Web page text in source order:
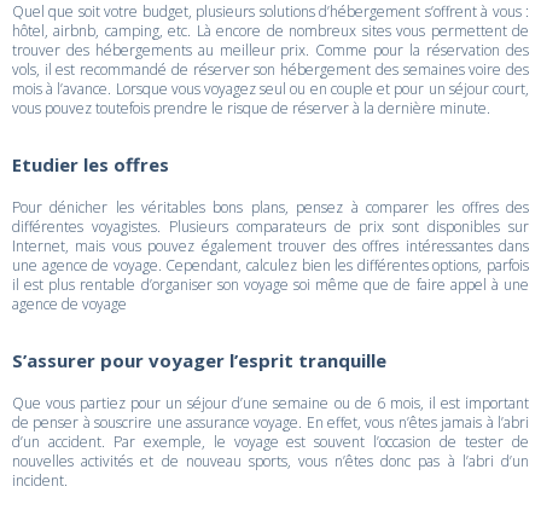
Quel que soit votre budget, plusieurs solutions d’hébergement s’offrent à vous :
hôtel, airbnb, camping, etc. Là encore de nombreux sites vous permettent de
trouver des hébergements au meilleur prix. Comme pour la réservation des
vols, il est recommandé de réserver son hébergement des semaines voire des
mois à l’avance. Lorsque vous voyagez seul ou en couple et pour un séjour court,
vous pouvez toutefois prendre le risque de réserver à la dernière minute.
Etudier les offres
Pour dénicher les véritables bons plans, pensez à comparer les offres des
différentes voyagistes. Plusieurs comparateurs de prix sont disponibles sur
Internet, mais vous pouvez également trouver des offres intéressantes dans
une agence de voyage. Cependant, calculez bien les différentes options, parfois
il est plus rentable d’organiser son voyage soi même que de faire appel à une
agence de voyage
S’assurer pour voyager l’esprit tranquille
Que vous partiez pour un séjour d’une semaine ou de 6 mois, il est important
de penser à souscrire une assurance voyage. En effet, vous n’êtes jamais à l’abri
d’un accident. Par exemple, le voyage est souvent l’occasion de tester de
nouvelles activités et de nouveau sports, vous n’êtes donc pas à l’abri d’un
incident.